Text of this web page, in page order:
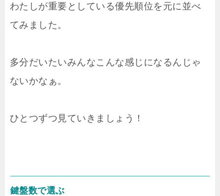
わたしが重要としている優先順位を元に並べ
てみました。
多分だいたいみんなこんな感じになるんじゃ
ないかなぁ。
ひとつずつ見ていきましょう！
鍵盤数で選ぶ